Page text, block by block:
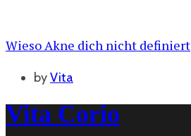
Wieso Akne dich nicht definiert
byVita
Vita Corio